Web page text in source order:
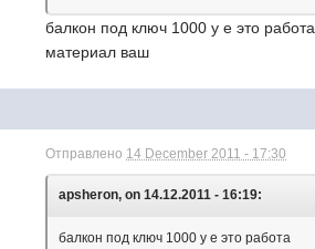
балкон под ключ 1000 у е это работа
материал ваш
Отправлено 14 December 2011 - 17:30
apsheron, on 14.12.2011 - 16:19:
балкон под ключ 1000 у е это работа